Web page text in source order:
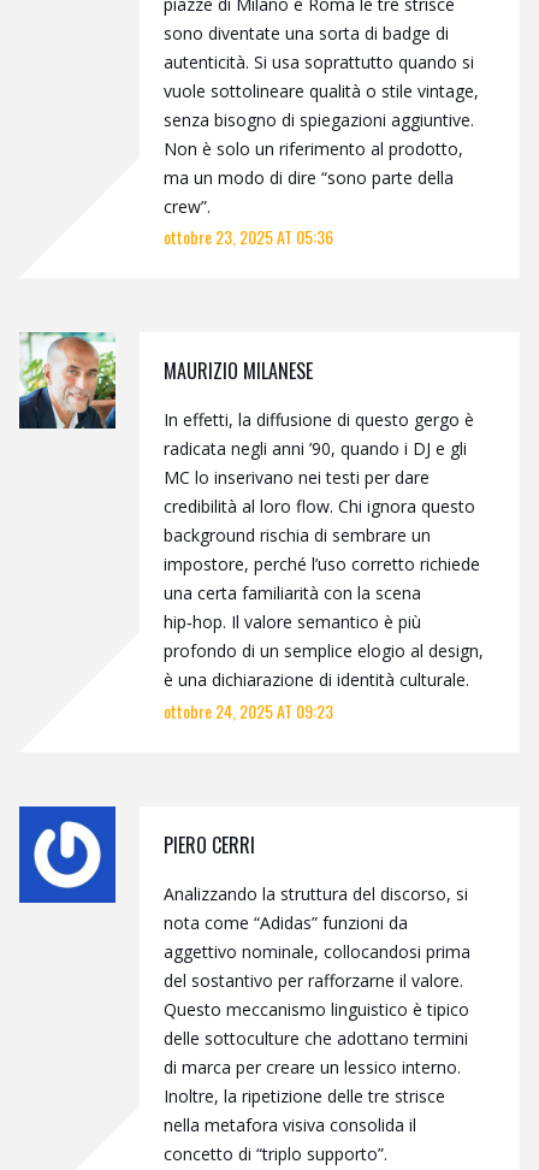
sono diventate una sorta di badge di
autenticità. Si usa soprattutto quando si
vuole sottolineare qualità o stile vintage,
senza bisogno di spiegazioni aggiuntive.
Non è solo un riferimento al prodotto,
ma un modo di dire “sono parte della
crew”.
ottobre 23, 2025 AT 05:36
MAURIZIO MILANESE
In effetti, la diffusione di questo gergo è
radicata negli anni ’90, quando i DJ e gli
MC lo inserivano nei testi per dare
credibilità al loro flow. Chi ignora questo
background rischia di sembrare un
impostore, perché l’uso corretto richiede
una certa familiarità con la scena
hip‑hop. Il valore semantico è più
profondo di un semplice elogio al design,
è una dichiarazione di identità culturale.
ottobre 24, 2025 AT 09:23
PIERO CERRI
Analizzando la struttura del discorso, si
nota come “Adidas” funzioni da
aggettivo nominale, collocandosi prima
del sostantivo per rafforzarne il valore.
Questo meccanismo linguistico è tipico
delle sottoculture che adottano termini
di marca per creare un lessico interno.
Inoltre, la ripetizione delle tre strisce
nella metafora visiva consolida il
concetto di “triplo supporto”.